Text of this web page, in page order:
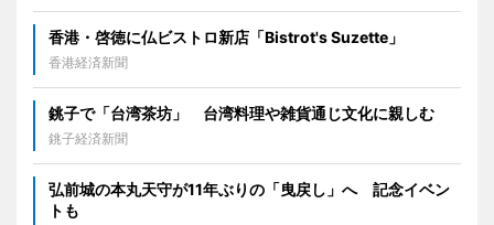
香港・啓徳に仏ビストロ新店「Bistrot's Suzette」
香港経済新聞
銚子で「台湾茶坊」 台湾料理や雑貨通じ文化に親しむ
銚子経済新聞
弘前城の本丸天守が11年ぶりの「曳戻し」へ 記念イベン
トも